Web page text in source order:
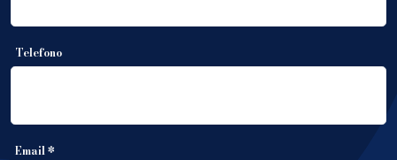
Telefono
Email *